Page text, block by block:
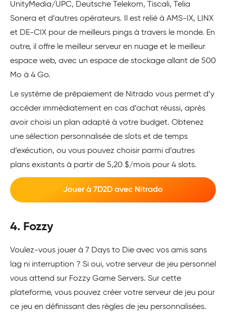
UnityMedia/UPC, Deutsche Telekom, Tiscali, Telia
Sonera et d’autres opérateurs. Il est relié à AMS-IX, LINX
et DE-CIX pour de meilleurs pings à travers le monde. En
outre, il offre le meilleur serveur en nuage et le meilleur
espace web, avec un espace de stockage allant de 500
Mo à 4 Go.
Le système de prépaiement de Nitrado vous permet d’y
accéder immédiatement en cas d’achat réussi, après
avoir choisi un plan adapté à votre budget. Obtenez
une sélection personnalisée de slots et de temps
d’exécution, ou vous pouvez choisir parmi d’autres
plans existants à partir de 5,20 $/mois pour 4 slots.
Jouer à 7D2D avec Nitrado
4. Fozzy
Voulez-vous jouer à 7 Days to Die avec vos amis sans
lag ni interruption ? Si oui, votre serveur de jeu personnel
vous attend sur Fozzy Game Servers. Sur cette
plateforme, vous pouvez créer votre serveur de jeu pour
ce jeu en définissant des règles de jeu personnalisées.